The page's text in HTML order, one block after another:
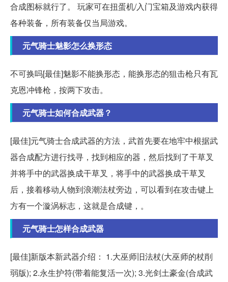
合成图标就行了。 玩家可在扭蛋机/入门宝箱及游戏内获得
各种装备，所有装备仅当局游戏。
元气骑士魅影怎么换形态
不可换吗[最佳]魅影不能换形态，能换形态的狙击枪只有瓦
克恩冲锋枪，按两下攻击。
元气骑士如何合成武器？
[最佳]元气骑士合成武器的方法，武首先要在地牢中根据武
器合成配方进行找寻，找到相应的器，然后找到了干草叉
并将手中的武器换成干草叉，将手中的武器换成干草叉
后，接着移动人物到浪潮法杖旁边，可以看到在攻击键上
方有一个漩涡标志，这就是合成键，。
元气骑士怎样合成武器
[最佳]新版本新武器介绍： 1.大巫师旧法杖(大巫师的杖削
弱版); 2.永生护符(带着能复活一次); 3.光剑土豪金(合成武